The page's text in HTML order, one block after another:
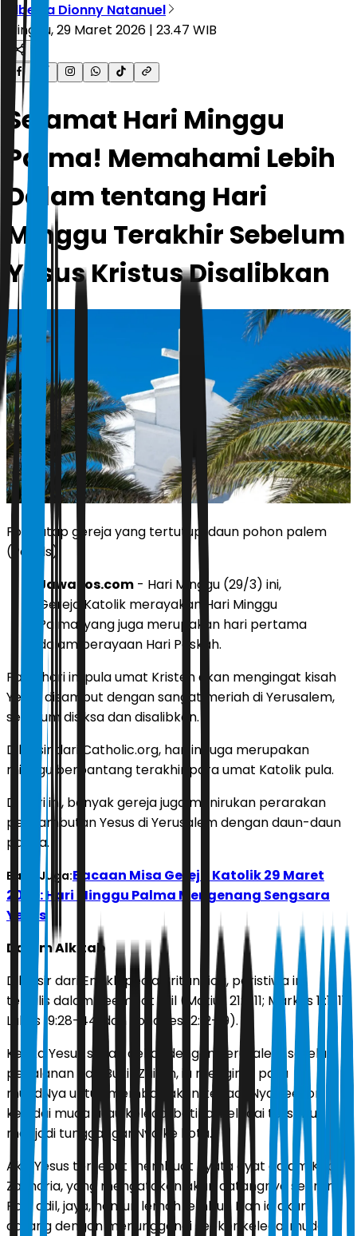
Alberta Dionny Natanuel
Minggu, 29 Maret 2026 | 23.47 WIB
Selamat Hari Minggu
Palma! Memahami Lebih
Dalam tentang Hari
Minggu Terakhir Sebelum
Yesus Kristus Disalibkan
Foto atap gereja yang tertutupi daun pohon palem
(Pexels)
JawaPos.com - Hari Minggu (29/3) ini,
Gereja Katolik merayakan Hari Minggu
Palma, yang juga merupakan hari pertama
dalam perayaan Hari Paskah.
Pada hari ini pula umat Kristen akan mengingat kisah
Yesus disambut dengan sangat meriah di Yerusalem,
sebelum disiksa dan disalibkan.
Dilansir dari Catholic.org, hari ini juga merupakan
minggu berpantang terakhir para umat Katolik pula.
Di hari ini, banyak gereja juga menirukan perarakan
penyambutan Yesus di Yerusalem dengan daun-daun
palma.
Baca Juga:Bacaan Misa Gereja Katolik 29 Maret
2026: Hari Minggu Palma Mengenang Sengsara
Yesus
Dalam Alkitab
Dilansir dari Ensiklopedia Britannica, peristiwa ini
tertulis dalam keempat Injil (Matius 21:1-11; Markus 11:1-11;
Lukas 19:28-44; dan Yohanes 12:12-19).
Ketika Yesus sudah dekat dengan Yerusalem setelah
perjalanan dari Bukit Zaitun, ia mengirim para
muridNya untuk membawakan kepadaNya seekor
keledai muda atau keledai betina. Keledai tersebut
menjadi tungganganNya ke kota.
Aksi Yesus tersebut membuat nyata ayat dalam Kitab
Zakharia, yang mengatakan akan datangnya seorang
Raja adil, jaya, namun lemah lembut. Dan ia akan
datang dengan menunggangi seekor keledai muda.